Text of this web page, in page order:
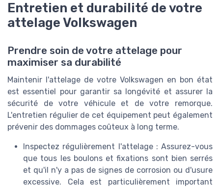
Entretien et durabilité de votre
attelage Volkswagen
Prendre soin de votre attelage pour
maximiser sa durabilité
Maintenir l'attelage de votre Volkswagen en bon état
est essentiel pour garantir sa longévité et assurer la
sécurité de votre véhicule et de votre remorque.
L'entretien régulier de cet équipement peut également
prévenir des dommages coûteux à long terme.
Inspectez régulièrement l'attelage : Assurez-vous
que tous les boulons et fixations sont bien serrés
et qu'il n'y a pas de signes de corrosion ou d'usure
excessive. Cela est particulièrement important